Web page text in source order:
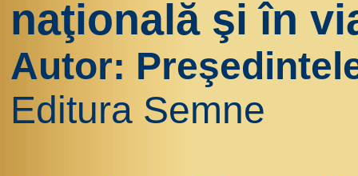
naţională şi în
Autor:
Editura Semne